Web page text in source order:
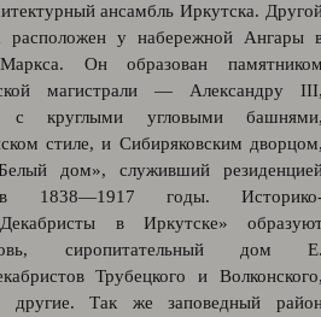
ансамбль Иркутска.
расположен у набережной Ангары
Он образован
магистрали — Александру
с круглыми угловыми
стиле, и Сибиряковским
дом», служивший
в 1838—1917 годы.
в Иркутске»
сиропитательный дом
Трубецкого и
Так же заповедный